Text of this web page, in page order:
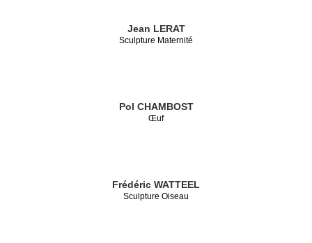
Jean LERAT
Sculpture Maternité
Pol CHAMBOST
Œuf
Frédéric WATTEEL
Sculpture Oiseau